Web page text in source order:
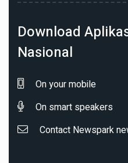
Download
Nasional
On your mobile
On smart speakers
Contact Newspark